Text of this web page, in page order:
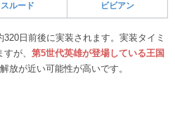
スルード ビビアン
日前後に実装されます。実装タイミ
が、 第5世代英雄が登場している王国
放が近い可能性が高いです。